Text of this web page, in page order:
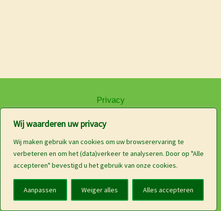
Wij waarderen uw privacy
Wij maken gebruik van cookies om uw browserervaring te
verbeteren en om het (data)verkeer te analyseren. Door op "Alle
accepteren" bevestigd u het gebruik van onze cookies.
Aanpassen Weiger alles Alles accepteren
Privacy